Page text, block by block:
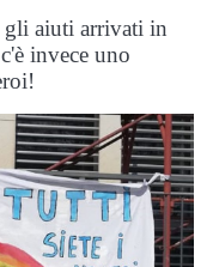
gli aiuti arrivati in
invece uno